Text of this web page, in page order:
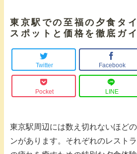
東京駅での至福の夕食タ
スポットと価格を徹底ガ
Twitter Facebook
Pocket LINE
東京駅周辺には数え切れないほど
ンがあります。それぞれのレスト